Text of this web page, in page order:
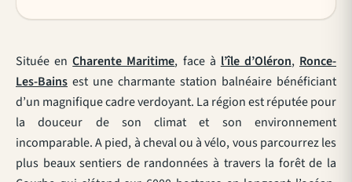
Située enCharente Maritime, face à l’île d’Oléron, Ronce-
Les-Bains est une charmante station balnéaire bénéficiant
d’un magnifique cadre verdoyant. La région est réputée pour
la douceur de son climat et son environnement
incomparable. A pied, à cheval ou à vélo, vous parcourrez les
plus beaux sentiers de randonnées à travers la forêt de la